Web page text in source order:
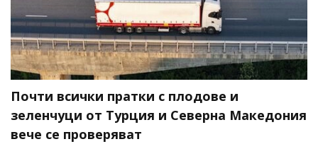
Почти всички пратки с плодове и
зеленчуци от Турция и Северна Македония
вече се проверяват